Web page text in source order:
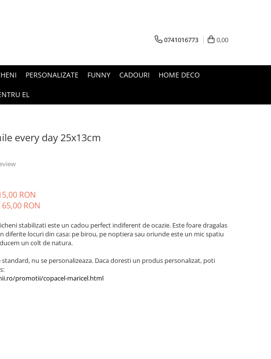
0741016773 0,00
PERSONALIZATE FUNNY CADOURI HOME DECO
EL
every day 25x13cm
RON
65,00 RON
stabilizati este un cadou perfect indiferent de ocazie. Este foare dragalas
diferite locuri din casa: pe birou, pe noptiera sau oriunde este un mic spatiu
un colt de natura.
nu se personalizeaza. Daca doresti un produs personalizat, poti
promotii/copacel-maricel.html